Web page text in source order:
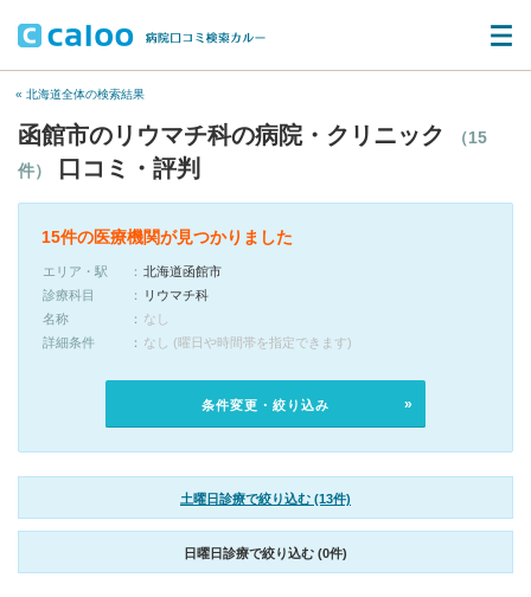
« 北海道全体の検索結果
函館市のリウマチ科の病院・クリニック
（15
件）
口コミ・評判
15件の医療機関が見つかりました
エリア・駅
北海道函館市
診療科目
リウマチ科
名称
なし
詳細条件
なし (曜日や時間帯を指定できます)
条件変更・絞り込み
土曜日診療で絞り込む (13件)
日曜日診療で絞り込む (0件)